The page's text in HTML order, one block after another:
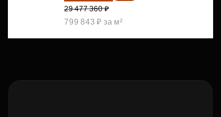
29 477 360 ₽
799 843 ₽ за м²